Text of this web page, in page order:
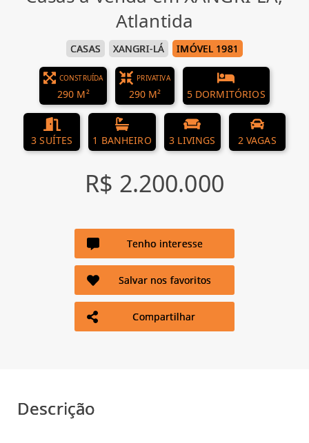
Atlantida
CASAS XANGRI-LÁ IMÓVEL 1981
CONSTRUÍDA
290 M²
PRIVATIVA
290 M² 5 DORMITÓRIOS
3 SUÍTES 1 BANHEIRO 3 LIVINGS 2 VAGAS
R$ 2.200.000
Tenho interesse
Salvar nos favoritos
Compartilhar
Descrição